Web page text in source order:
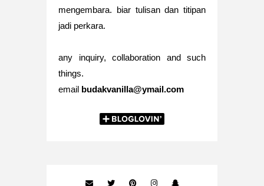
mengembara. biar tulisan dan titipan
jadi perkara.
any inquiry, collaboration and such
things.
email budakvanilla@ymail.com